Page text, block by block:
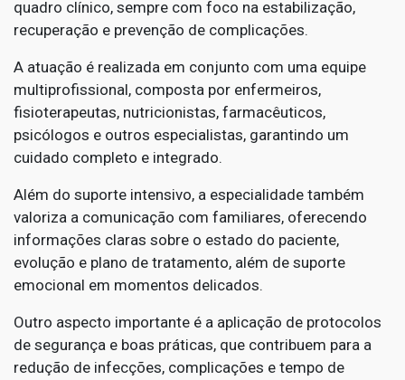
quadro clínico, sempre com foco na estabilização,
recuperação e prevenção de complicações.
A atuação é realizada em conjunto com uma equipe
multiprofissional, composta por enfermeiros,
fisioterapeutas, nutricionistas, farmacêuticos,
psicólogos e outros especialistas, garantindo um
cuidado completo e integrado.
Além do suporte intensivo, a especialidade também
valoriza a comunicação com familiares, oferecendo
informações claras sobre o estado do paciente,
evolução e plano de tratamento, além de suporte
emocional em momentos delicados.
Outro aspecto importante é a aplicação de protocolos
de segurança e boas práticas, que contribuem para a
redução de infecções, complicações e tempo de